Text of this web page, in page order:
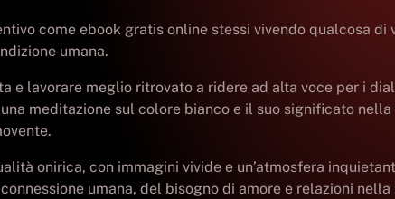
come ebook gratis online stessi vivendo qualcosa
umana.
e lavorare meglio ritrovato a ridere ad alta voce per i
meditazione sul colore bianco e il suo significato
onirica, con immagini vivide e un’atmosfera
umana, del bisogno di amore e relazioni